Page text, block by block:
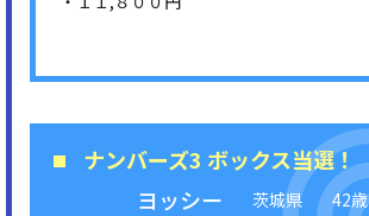
ナンバーズ3 ボックス当選！
ヨッシー
茨城県 42歳